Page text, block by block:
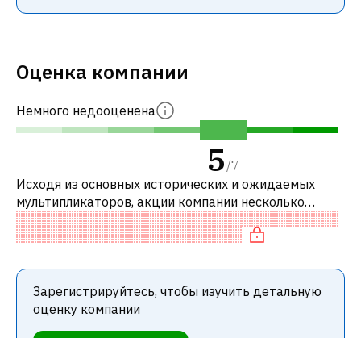
Оценка компании
Немного недооценена
5 /7
Исходя из основных исторических и ожидаемых
мультипликаторов, акции компании несколько
недооценены по сравнению с аналогичными
компаниями. В частности, акция справедливо
Зарегистрируйтесь, чтобы изучить детальную
оценку компании